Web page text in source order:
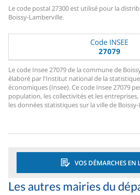
Le code postal 27300 est utilisé pour la
Boissy-Lamberville.
Code INSEE
27079
Le code Insee 27079 de la commune de
élaboré par l'Institut national de la
économiques (Insee). Ce code Insee 27079
population, les collectivités et les
les données statistiques sur la ville de
VOS DÉMARCHES EN
Les autres mairies du